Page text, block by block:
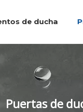
de ducha
Puertas de